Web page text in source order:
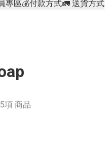
專區💰付款方式🚛 送貨方式
項 商品